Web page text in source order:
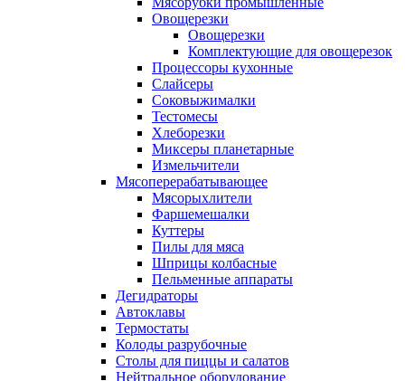
Овощерезки
Овощерезки
Комплектующие для овощерезок
Процессоры кухонные
Слайсеры
Соковыжималки
Тестомесы
Хлеборезки
Миксеры планетарные
Измельчители
Мясоперерабатывающее
Мясорыхлители
Фаршемешалки
Куттеры
Пилы для мяса
Шприцы колбасные
Пельменные аппараты
Дегидраторы
Автоклавы
Термостаты
Колоды разрубочные
Столы для пиццы и салатов
Нейтральное оборудование